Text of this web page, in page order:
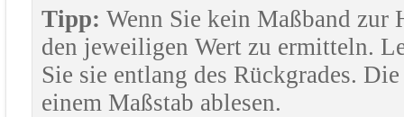
Tipp: Wenn Sie kein Maßband zur
den jeweiligen Wert zu ermitteln.
Sie sie entlang des Rückgrades.
einem Maßstab ablesen.